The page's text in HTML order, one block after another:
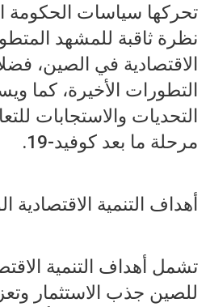
تحركها سياسات الحكومة
نظرة ثاقبة للمشهد
الاقتصادية في الصين،
التطورات الأخيرة، كما
التحديات والاستجابات
مرحلة ما بعد كوفيد-19.
أهداف التنمية الاقتصادية
تشمل أهداف التنمية
للصين جذب الاستثمار